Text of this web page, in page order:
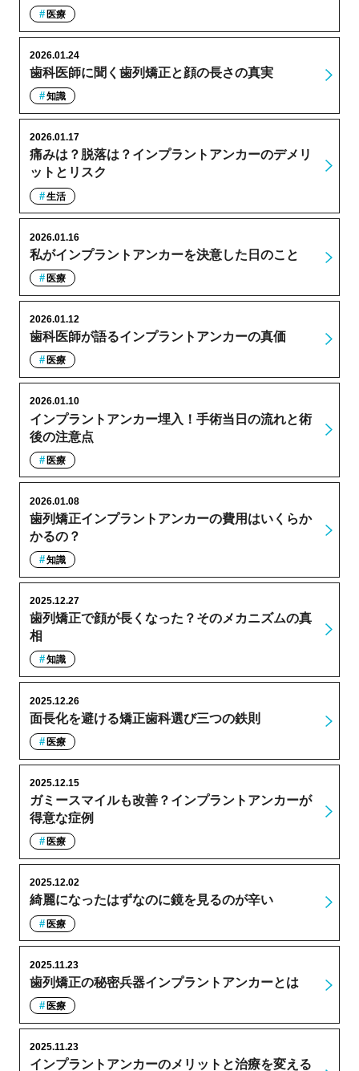
医療
歯科医師に聞く歯列矯正と顔の長さの真実
2026.01.24
知識
痛みは？脱落は？インプラントアンカーのデメリ
ットとリスク
2026.01.17
生活
私がインプラントアンカーを決意した日のこと
2026.01.16
医療
歯科医師が語るインプラントアンカーの真価
2026.01.12
医療
インプラントアンカー埋入！手術当日の流れと術
後の注意点
2026.01.10
医療
歯列矯正インプラントアンカーの費用はいくらか
かるの？
2026.01.08
知識
歯列矯正で顔が長くなった？そのメカニズムの真
相
2025.12.27
知識
面長化を避ける矯正歯科選び三つの鉄則
2025.12.26
医療
ガミースマイルも改善？インプラントアンカーが
得意な症例
2025.12.15
医療
綺麗になったはずなのに鏡を見るのが辛い
2025.12.02
医療
歯列矯正の秘密兵器インプラントアンカーとは
2025.11.23
医療
インプラントアンカーのメリットと治療を変える
2025.11.23